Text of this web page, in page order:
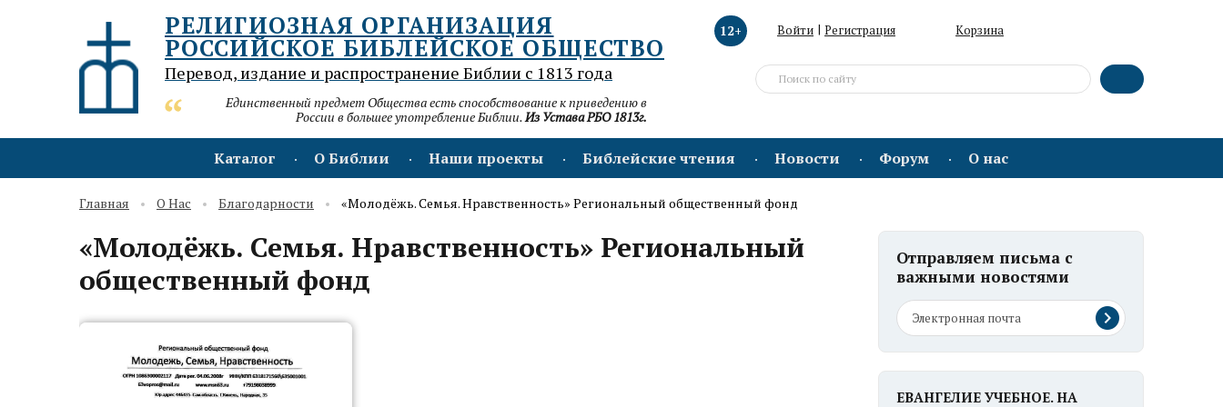
РЕЛИГИОЗНАЯ ОРГАНИЗАЦИЯ
РОССИЙСКОЕ БИБЛЕЙСКОЕ ОБЩЕСТВО
Перевод, издание и распространение Библии с 1813 года
Единственный предмет Общества есть способствование к приведению в
России в большее употребление Библии.Из Устава РБО 1813г.
12+ Войти | Регистрация Корзина
Каталог О Библии Наши проекты Библейские чтения Новости Форум О нас
Главная О Нас Благодарности «Молодёжь. Семья. Нравственность» Региональный общественный фонд
«Молодёжь. Семья. Нравственность» Региональный
общественный фонд
Отправляем письма с
важными новостями
ЕВАНГЕЛИЕ УЧЕБНОЕ. НА